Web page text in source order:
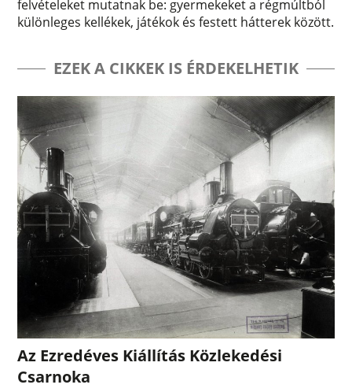
felvételeket mutatnak be: gyermekeket a régmúltból
különleges kellékek, játékok és festett hátterek között.
EZEK A CIKKEK IS ÉRDEKELHETIK
Az Ezredéves Kiállítás Közlekedési
Csarnoka